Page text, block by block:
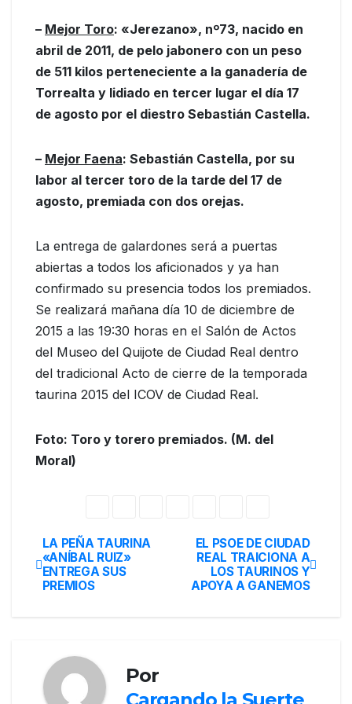
– Mejor Toro: «Jerezano», nº73, nacido en
abril de 2011, de pelo jabonero con un peso
de 511 kilos perteneciente a la ganadería de
Torrealta y lidiado en tercer lugar el día 17
de agosto por el diestro Sebastián Castella.
– Mejor Faena: Sebastián Castella, por su
labor al tercer toro de la tarde del 17 de
agosto, premiada con dos orejas.
La entrega de galardones será a puertas
abiertas a todos los aficionados y ya han
confirmado su presencia todos los premiados.
Se realizará mañana día 10 de diciembre de
2015 a las 19:30 horas en el Salón de Actos
del Museo del Quijote de Ciudad Real dentro
del tradicional Acto de cierre de la temporada
taurina 2015 del ICOV de Ciudad Real.
Foto: Toro y torero premiados. (M. del
Moral)
EL PSOE DE CIUDAD
REAL TRAICIONA A
LOS TAURINOS Y
APOYA A GANEMOS
LA PEÑA TAURINA
«ANÍBAL RUIZ»
ENTREGA SUS
PREMIOS
Por